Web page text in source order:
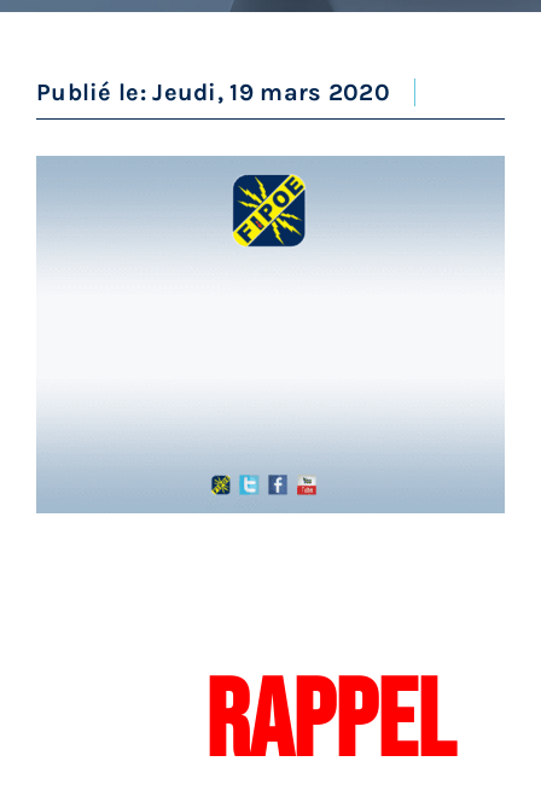
Métiers
Services aux membres
Publié le: Jeudi, 19 mars 2020
RAPPEL